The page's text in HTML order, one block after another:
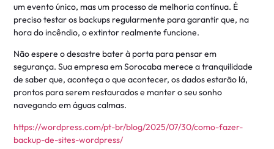
um evento único, mas um processo de melhoria contínua. É
preciso testar os backups regularmente para garantir que, na
hora do incêndio, o extintor realmente funcione.
Não espere o desastre bater à porta para pensar em
segurança. Sua empresa em Sorocaba merece a tranquilidade
de saber que, aconteça o que acontecer, os dados estarão lá,
prontos para serem restaurados e manter o seu sonho
navegando em águas calmas.
https://wordpress.com/pt-br/blog/2025/07/30/como-fazer-
backup-de-sites-wordpress/